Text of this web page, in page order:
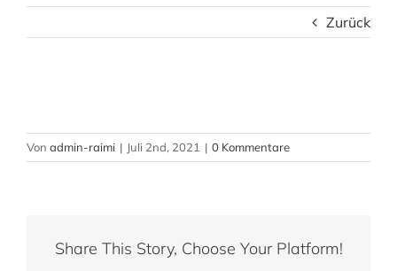
Zurück
Von admin-raimi | Juli 2nd, 2021 | 0 Kommentare
Share This Story, Choose Your Platform!